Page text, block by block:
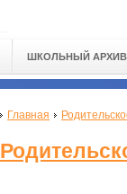
ШКОЛЬНЫЙ АРХИВ
Главная